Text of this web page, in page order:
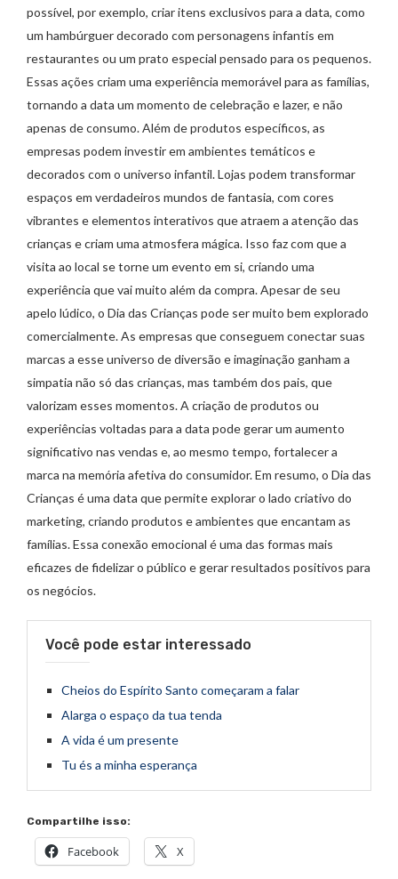
possível, por exemplo, criar itens exclusivos para a data, como
um hambúrguer decorado com personagens infantis em
restaurantes ou um prato especial pensado para os pequenos.
Essas ações criam uma experiência memorável para as famílias,
tornando a data um momento de celebração e lazer, e não
apenas de consumo. Além de produtos específicos, as
empresas podem investir em ambientes temáticos e
decorados com o universo infantil. Lojas podem transformar
espaços em verdadeiros mundos de fantasia, com cores
vibrantes e elementos interativos que atraem a atenção das
crianças e criam uma atmosfera mágica. Isso faz com que a
visita ao local se torne um evento em si, criando uma
experiência que vai muito além da compra. Apesar de seu
apelo lúdico, o Dia das Crianças pode ser muito bem explorado
comercialmente. As empresas que conseguem conectar suas
marcas a esse universo de diversão e imaginação ganham a
simpatia não só das crianças, mas também dos pais, que
valorizam esses momentos. A criação de produtos ou
experiências voltadas para a data pode gerar um aumento
significativo nas vendas e, ao mesmo tempo, fortalecer a
marca na memória afetiva do consumidor. Em resumo, o Dia das
Crianças é uma data que permite explorar o lado criativo do
marketing, criando produtos e ambientes que encantam as
famílias. Essa conexão emocional é uma das formas mais
eficazes de fidelizar o público e gerar resultados positivos para
os negócios.
Você pode estar interessado
Cheios do Espírito Santo começaram a falar
Alarga o espaço da tua tenda
A vida é um presente
Tu és a minha esperança
Compartilhe isso:
Facebook X